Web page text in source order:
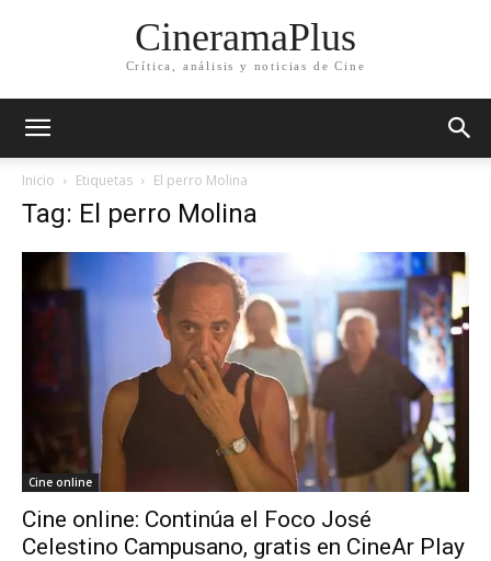
CineramaPlus
Crítica, análisis y noticias de Cine
Inicio Etiquetas El perro Molina
Tag: El perro Molina
Cine online
Cine online: Continúa el Foco José
Celestino Campusano, gratis en CineAr Play